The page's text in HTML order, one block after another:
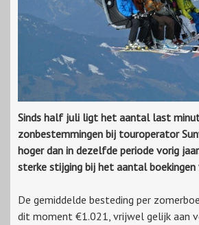
Sinds half juli ligt het aantal last
zonbestemmingen bij touroperator
hoger dan in dezelfde periode vorig
sterke stijging bij het aantal boekingen
De gemiddelde besteding per
dit moment €1.021, vrijwel gelijk aan